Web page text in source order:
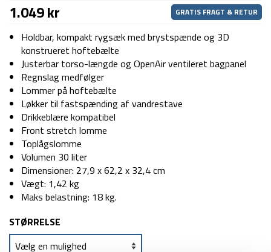
1.049kr GRATIS FRAGT & RETUR
Holdbar, kompakt rygsæk med brystspænde og 3D
konstrueret hoftebælte
Justerbar torso-længde og OpenAir ventileret bagpanel
Regnslag medfølger
Lommer på hoftebælte
Løkker til fastspænding af vandrestave
Drikkeblære kompatibel
Front stretch lomme
Toplågslomme
Volumen 30 liter
Dimensioner: 27,9 x 62,2 x 32,4 cm
Vægt: 1,42 kg
Maks belastning: 18 kg.
STØRRELSE